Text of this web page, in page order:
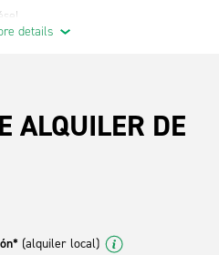
de combustible
pueden requerir una
de licencia. Consulte los detalles
details
ALQUILER DE
(alquiler local)